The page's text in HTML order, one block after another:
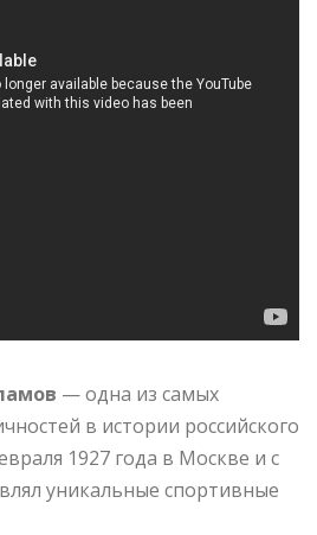
— одна из самых
в истории российского
1927 года в Москве и с
уникальные спортивные